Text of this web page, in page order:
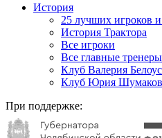
История
25 лучших игроков
История Трактора
Все игроки
Все главные тренеры
Клуб Валерия
Клуб Юрия
При поддержке: